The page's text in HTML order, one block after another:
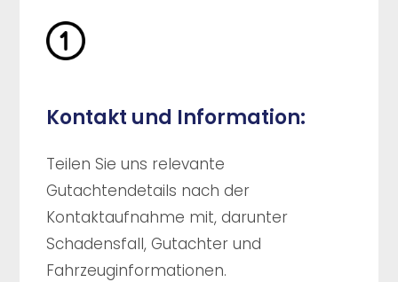
Kontakt und Information:
Teilen Sie uns relevante
Gutachtendetails nach der
Kontaktaufnahme mit, darunter
Schadensfall, Gutachter und
Fahrzeuginformationen.